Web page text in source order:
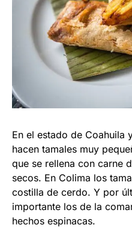
En el estado de Coahuila
hacen tamales muy
que se rellena con carne
secos. En Colima los
costilla de cerdo. Y por
importante los de la
hechos espinacas.